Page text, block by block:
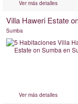
Ver más detalles
Villa Haweri Estate
Sumba
Ver más detalles